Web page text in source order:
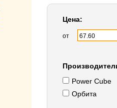
Цена:
от
Power Cube
Орбита